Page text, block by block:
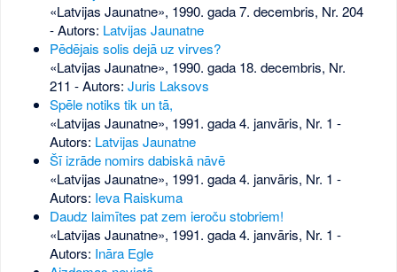
«Latvijas Jaunatne», 1990. gada 7. decembris, Nr. 204
- Autors: Latvijas Jaunatne
Pēdējais solis dejā uz virves?
«Latvijas Jaunatne», 1990. gada 18. decembris, Nr.
211 - Autors: Juris Laksovs
Spēle notiks tik un tā,
«Latvijas Jaunatne», 1991. gada 4. janvāris, Nr. 1 -
Autors: Latvijas Jaunatne
Šī izrāde nomirs dabiskā nāvē
«Latvijas Jaunatne», 1991. gada 4. janvāris, Nr. 1 -
Autors: Ieva Raiskuma
Daudz laimītes pat zem ieroču stobriem!
«Latvijas Jaunatne», 1991. gada 4. janvāris, Nr. 1 -
Autors: Ināra Egle